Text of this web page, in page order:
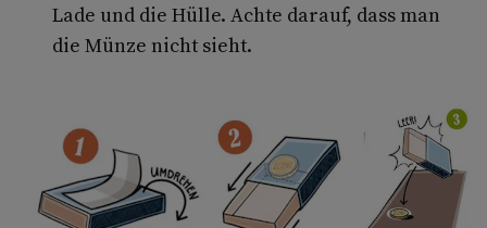
Lade und die Hülle. Achte darauf, dass man
die Münze nicht sieht.